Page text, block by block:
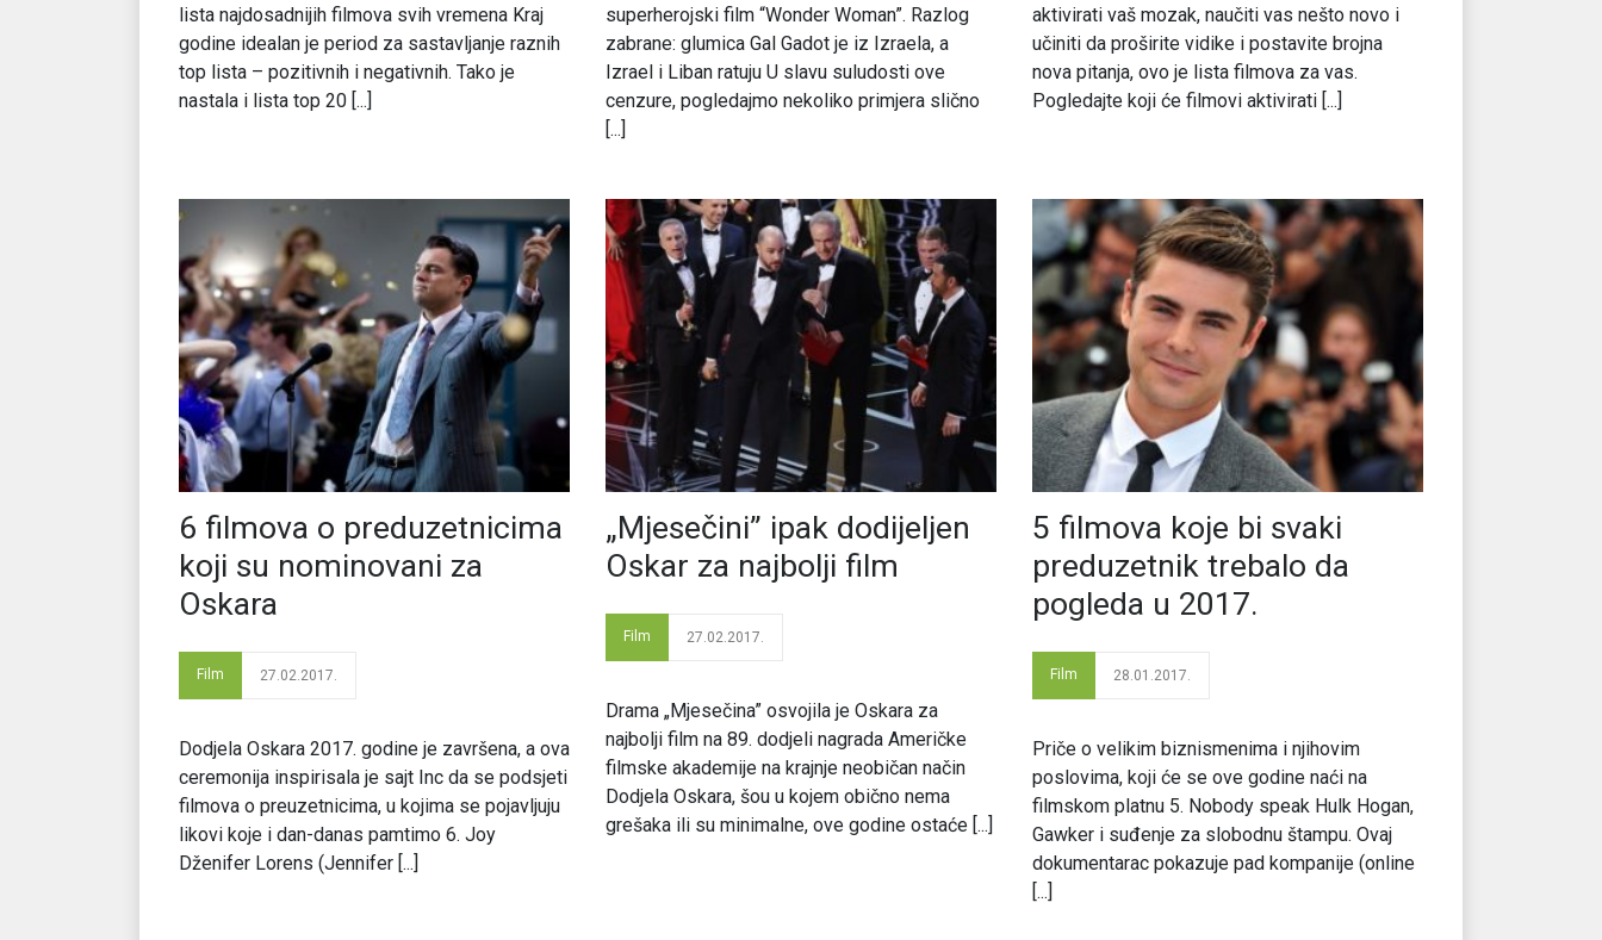
lista najdosadnijih filmova svih vremena Kraj
godine idealan je period za sastavljanje raznih
top lista – pozitivnih i negativnih. Tako je
nastala i lista top 20 [...]
superherojski film “Wonder Woman”. Razlog
zabrane: glumica Gal Gadot je iz Izraela, a
Izrael i Liban ratuju U slavu suludosti ove
cenzure, pogledajmo nekoliko primjera slično
[...]
aktivirati vaš mozak, naučiti vas nešto novo i
učiniti da proširite vidike i postavite brojna
nova pitanja, ovo je lista filmova za vas.
Pogledajte koji će filmovi aktivirati [...]
6 filmova o preduzetnicima
koji su nominovani za
Oskara
Film 27.02.2017.
Dodjela Oskara 2017. godine je završena, a ova
ceremonija inspirisala je sajt Inc da se podsjeti
filmova o preuzetnicima, u kojima se pojavljuju
likovi koje i dan-danas pamtimo 6. Joy
Dženifer Lorens (Jennifer [...]
„Mjesečini” ipak dodijeljen
Oskar za najbolji film
Film 27.02.2017.
Drama „Mjesečina” osvojila je Oskara za
najbolji film na 89. dodjeli nagrada Američke
filmske akademije na krajnje neobičan način
Dodjela Oskara, šou u kojem obično nema
grešaka ili su minimalne, ove godine ostaće [...]
5 filmova koje bi svaki
preduzetnik trebalo da
pogleda u 2017.
Film 28.01.2017.
Priče o velikim biznismenima i njihovim
poslovima, koji će se ove godine naći na
filmskom platnu 5. Nobody speak Hulk Hogan,
Gawker i suđenje za slobodnu štampu. Ovaj
dokumentarac pokazuje pad kompanije (online
[...]